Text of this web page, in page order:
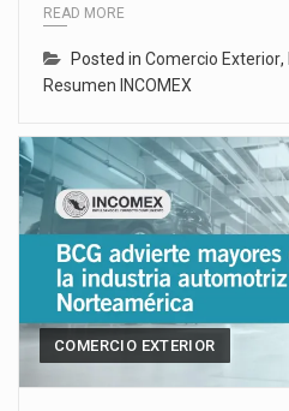
READ MORE
Posted in Comercio Exterior,
Resumen INCOMEX
COMERCIO EXTERIOR